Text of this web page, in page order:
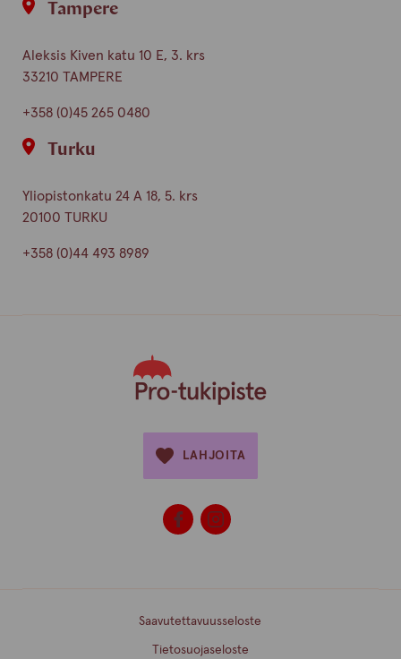
Tampere
Aleksis Kiven katu 10 E, 3. krs
33210 TAMPERE
+358 (0)45 265 0480
Turku
Yliopistonkatu 24 A 18, 5. krs
20100 TURKU
+358 (0)44 493 8989
LAHJOITA
Saavutettavuusseloste
Tietosuojaseloste